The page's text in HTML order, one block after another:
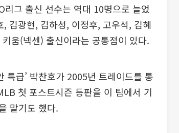
그 출신 선수는 역대 10명으로 늘었
김광현, 김하성, 이정후, 고우석, 김혜
움(넥센) 출신이라는 공통점이 있다.
특급’ 박찬호가 2005년 트레이드를 통
첫 포스트시즌 등판을 이 팀에서 기
맡기도 했다.